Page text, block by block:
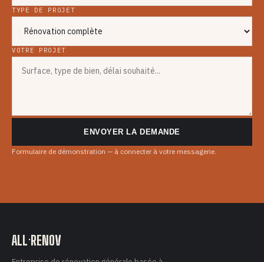
TYPE DE PROJET
VOTRE PROJET
ENVOYER LA DEMANDE
Formulaire de démonstration — à connecter à votre messagerie.
ALL·RENOV